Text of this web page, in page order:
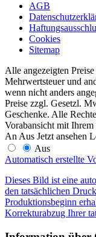
AGB
Cookies
Sitemap
Alle angezeigten
Mehrwertsteuer und
wenn nicht anders
Preise zzgl. Gesetzl.
Geschenke. Alle
Vorabansicht mit
An Aus Jetzt ansehen
Aus
Automatisch erstellte
Dieses Bild ist eine
den tatsächlichen
Produktionsbeginn
Korrekturabzug Ihrer